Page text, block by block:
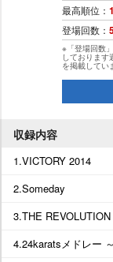
最高順位： 1
登場回数：
※「登場回数
しておりま
を掲載してい
収録内容
1.VICTORY 2014
2.Someday
3.THE REVOLUTION
4.24karatsメドレー